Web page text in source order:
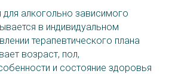
алкогольно зависимого
в индивидуальном
терапевтического плана
возраст, пол,
и состояние здоровья